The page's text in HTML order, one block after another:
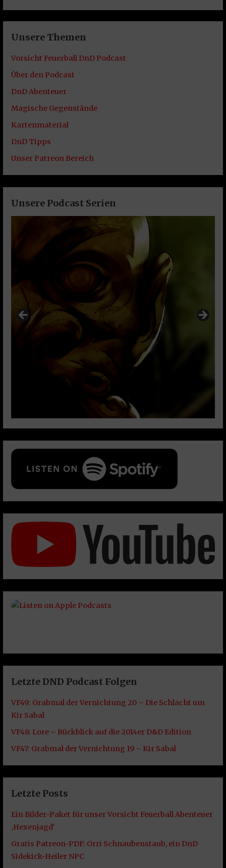
Unsere Themen
Vorsicht Feuerball DnD Podcast
Über den Podcast
DnD Abenteuer
Magische Gegenstände
Kartenmaterial
DnD Tipps
Unser Patreon Bereich
Unsere Podcast Serien
Letzte DND Podcast Folgen
VF49: Grabmal der Vernichtung 20 – Die Schlacht um
Kir Sabal
VF48: Lore – Rückblick auf die 2014er D&D Edition
VF47: Grabmal der Vernichtung 19 – Kir Sabal
Letzte Posts
Ein Bilder-Paket für unser Vorsicht Feuerball Abenteuer
‚Hexenjagd‘
Gratis Patreon-PDF: Orri Schnaubenstaub, ein DnD
Sidekick-Heiler NPC